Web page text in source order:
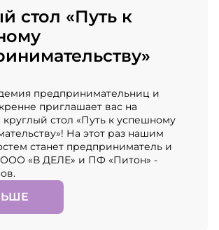
стол «Путь к
предпринимательниц и
приглашает вас на
стол «Путь к успешному
На этот раз нашим
станет предприниматель и
ООО «В ДЕЛЕ» и ПФ «Питон» -